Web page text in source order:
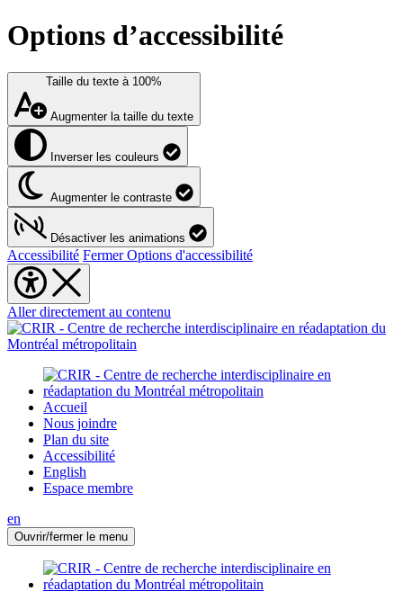
Options d’accessibilité
Taille du texte à 100%
Augmenter la taille du texte
Inverser les couleurs
Augmenter le contraste
Désactiver les animations
Accessibilité Fermer Options d'accessibilité
Aller directement au contenu
Accueil
Nous joindre
Plan du site
Accessibilité
English
Espace membre
en
Ouvrir/fermer le menu